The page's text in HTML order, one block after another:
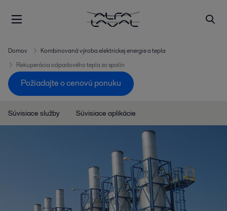
Domov
Kombinovaná výroba elektrickej energie a tepla
Rekuperácia odpadového tepla zo spalín
Požiadajte o cenovú ponuku
Súvisiace služby Súvisiace aplikácie